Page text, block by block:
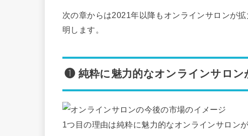
次の章からは2021年以降もオンラインサロンが
明します。
❶ 純粋に魅力的なオンラインサロン
1つ目の理由は純粋に魅力的なオンラインサロン